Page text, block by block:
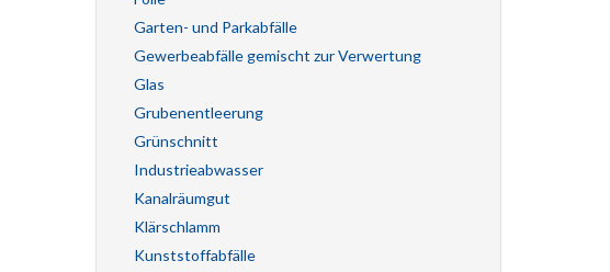
Garten- und Parkabfälle
Gewerbeabfälle gemischt zur Verwertung
Glas
Grubenentleerung
Grünschnitt
Industrieabwasser
Kanalräumgut
Klärschlamm
Kunststoffabfälle